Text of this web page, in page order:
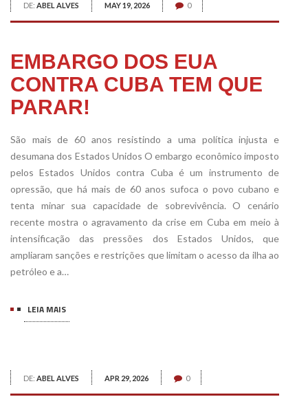
DE: ABEL ALVES MAY 19, 2026 0
EMBARGO DOS EUA
CONTRA CUBA TEM QUE
PARAR!
São mais de 60 anos resistindo a uma política injusta e
desumana dos Estados Unidos O embargo econômico imposto
pelos Estados Unidos contra Cuba é um instrumento de
opressão, que há mais de 60 anos sufoca o povo cubano e
tenta minar sua capacidade de sobrevivência. O cenário
recente mostra o agravamento da crise em Cuba em meio à
intensificação das pressões dos Estados Unidos, que
ampliaram sanções e restrições que limitam o acesso da ilha ao
petróleo e a…
LEIA MAIS
DE: ABEL ALVES APR 29, 2026 0